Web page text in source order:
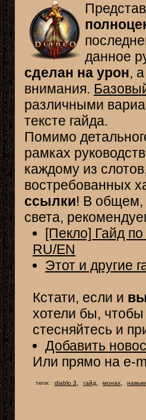
данное
сделан на урон,
внимания.
различными
тексте гайда.
Помимо
рамках
каждому из
востребованных
ссылки! В
света,
[Пекло] Гайд
RU/EN
Этот и другие
Кстати, если и
хотели бы,
стесняйтесь и
Добавить
Или прямо на e-
теги: diablo 3, гайд, монах,